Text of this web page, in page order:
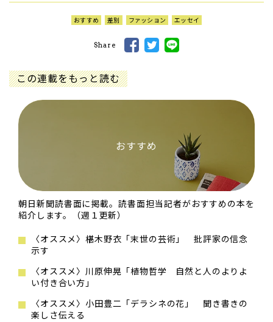
おすすめ 差別 ファッション エッセイ
Share
この連載をもっと読む
おすすめ
朝日新聞読書面に掲載。読書面担当記者がおすすめの本を
紹介します。（週１更新）
〈オススメ〉椹木野衣「末世の芸術」 批評家の信念
示す
〈オススメ〉川原伸晃「植物哲学 自然と人のよりよ
い付き合い方」
〈オススメ〉小田豊二「デラシネの花」 聞き書きの
楽しさ伝える